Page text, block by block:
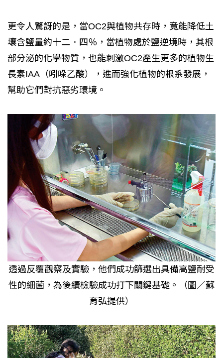
更令人驚訝的是，當OC2與植物共存時，竟能降低土
壤含鹽量約十二．四％，當植物處於鹽逆境時，其根
部分泌的化學物質，也能刺激OC2產生更多的植物生
長素IAA（吲哚乙酸），進而強化植物的根系發展，
幫助它們對抗惡劣環境。
透過反覆觀察及實驗，他們成功篩選出具備高鹽耐受
性的細菌，為後續檢驗成功打下關鍵基礎。（圖／蘇
育弘提供）